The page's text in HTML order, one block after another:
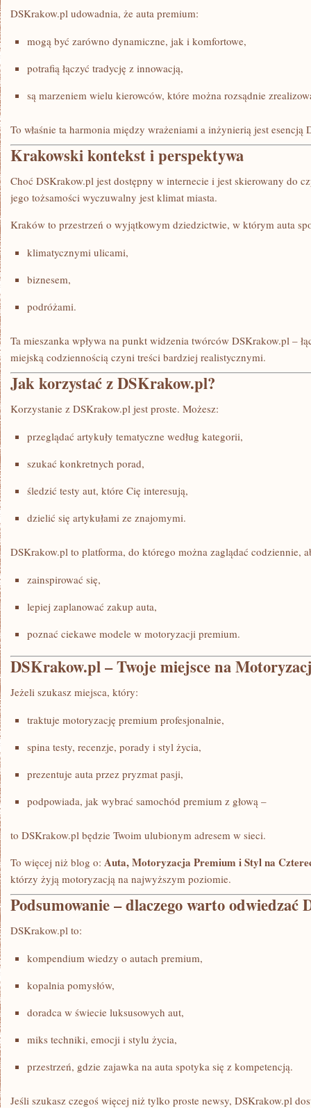
DSKrakow.pl udowadnia, że auta premium:
mogą być zarówno dynamiczne, jak i komfortowe,
potrafią łączyć tradycję z innowacją,
są marzeniem wielu kierowców, które można rozsądnie
To właśnie ta harmonia między wrażeniami a inżynierią jest esencją
Krakowski kontekst i perspektywa
Choć DSKrakow.pl jest dostępny w internecie i jest skierowany do
jego tożsamości wyczuwalny jest klimat miasta.
Kraków to przestrzeń o wyjątkowym dziedzictwie, w którym auta
klimatycznymi ulicami,
biznesem,
podróżami.
Ta mieszanka wpływa na punkt widzenia twórców DSKrakow.pl –
miejską codziennością czyni treści bardziej realistycznymi.
Jak korzystać z DSKrakow.pl?
Korzystanie z DSKrakow.pl jest proste. Możesz:
przeglądać artykuły tematyczne według kategorii,
szukać konkretnych porad,
śledzić testy aut, które Cię interesują,
dzielić się artykułami ze znajomymi.
DSKrakow.pl to platforma, do którego można zaglądać codziennie,
zainspirować się,
lepiej zaplanować zakup auta,
poznać ciekawe modele w motoryzacji premium.
DSKrakow.pl – Twoje miejsce na
Jeżeli szukasz miejsca, który:
traktuje motoryzację premium profesjonalnie,
spina testy, recenzje, porady i styl życia,
prezentuje auta przez pryzmat pasji,
podpowiada, jak wybrać samochód premium z głową –
to DSKrakow.pl będzie Twoim ulubionym adresem w sieci.
To więcej niż blog o: Auta, Motoryzacja Premium i Styl na
którzy żyją motoryzacją na najwyższym poziomie.
Podsumowanie – dlaczego warto odwiedzać
DSKrakow.pl to:
kompendium wiedzy o autach premium,
kopalnia pomysłów,
doradca w świecie luksusowych aut,
miks techniki, emocji i stylu życia,
przestrzeń, gdzie zajawka na auta spotyka się z kompetencją.
Jeśli szukasz czegoś więcej niż tylko proste newsy, DSKrakow.pl